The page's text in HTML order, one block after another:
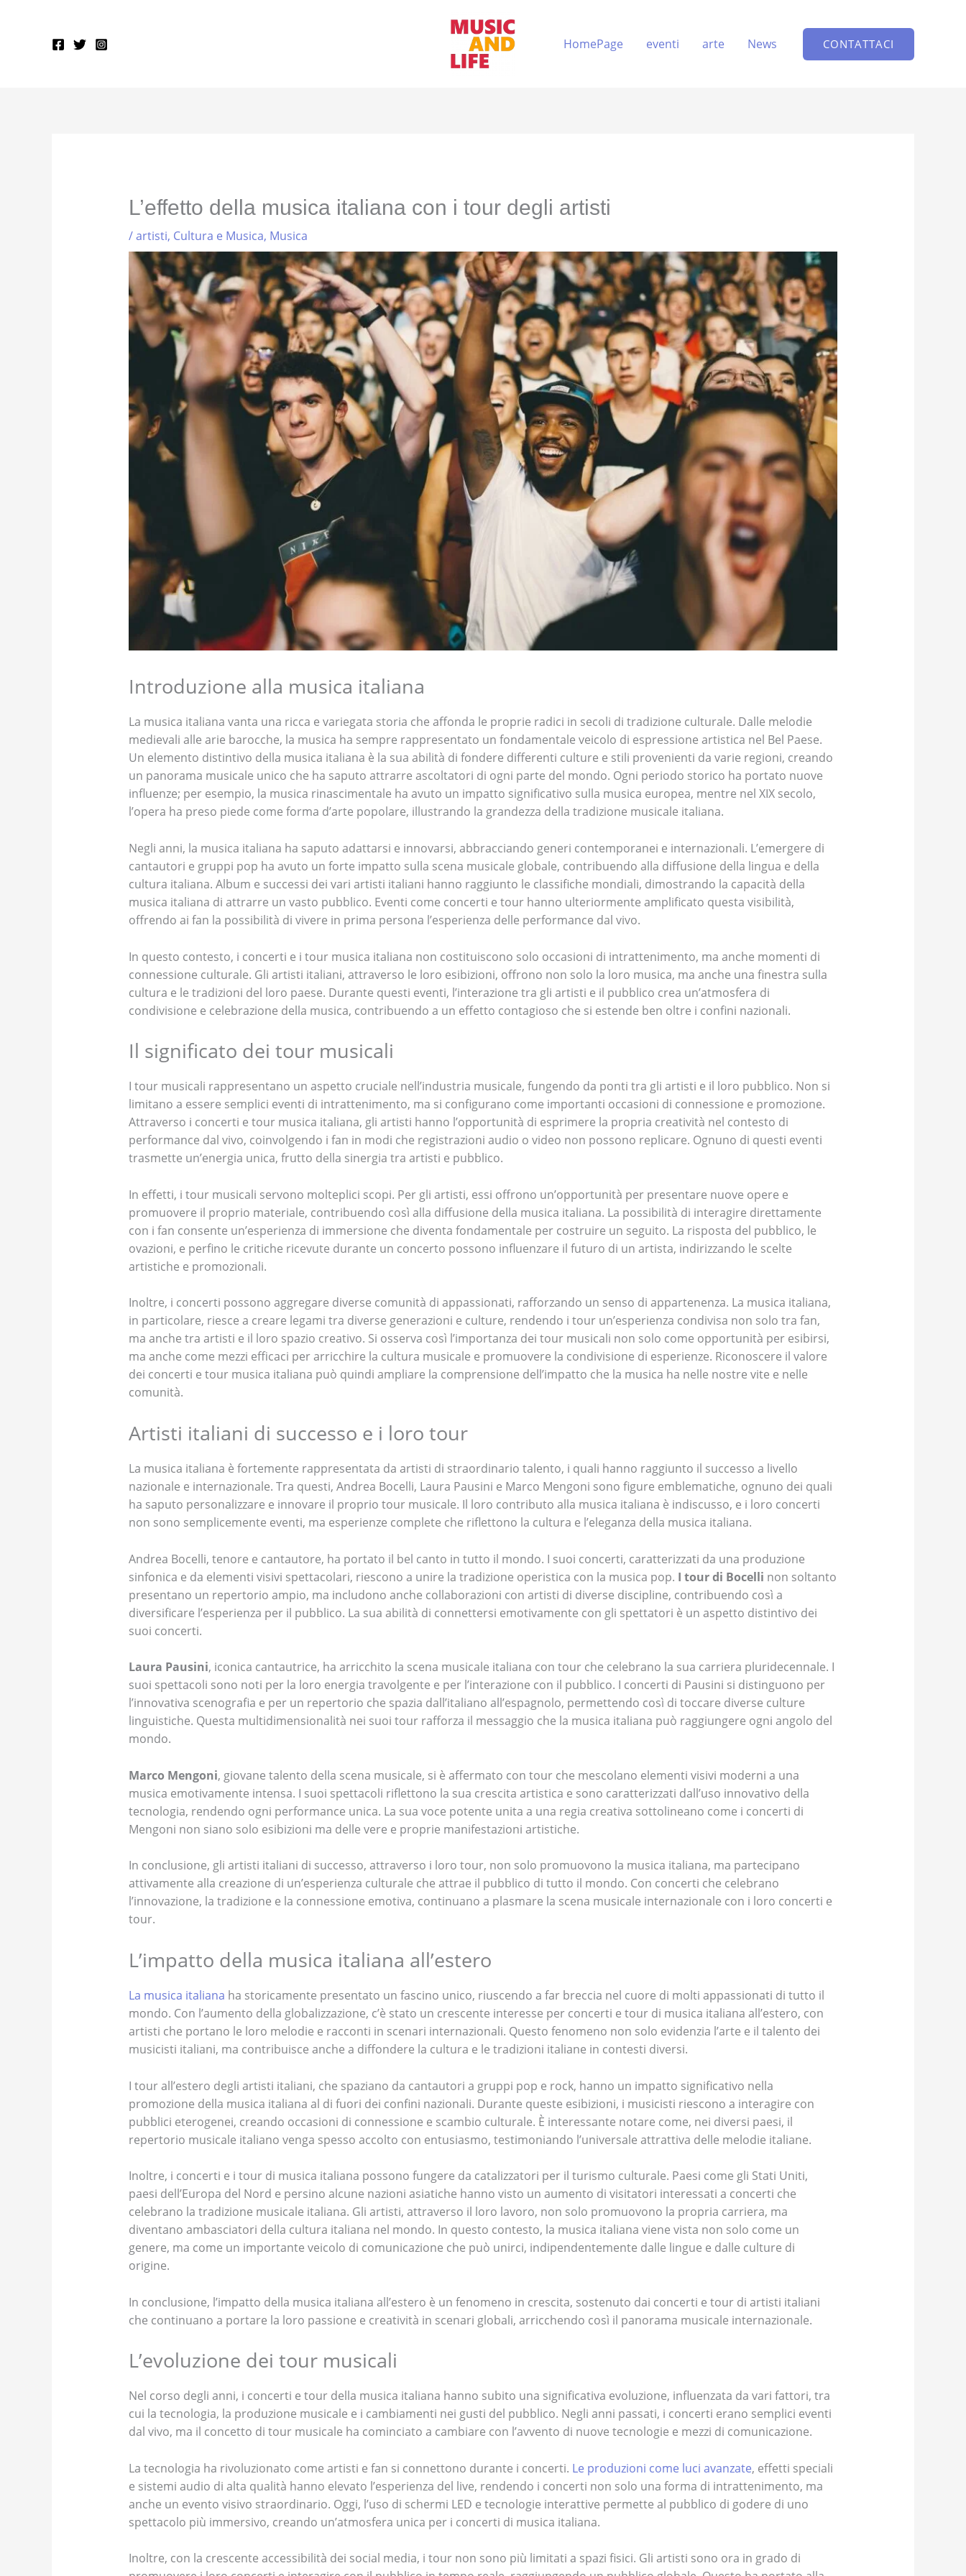
contenuto
HomePage eventi arte News CONTATTACI
L’effetto della musica italiana con i tour degli artisti
/artisti, Cultura e Musica, Musica
Introduzione alla musica italiana
La musica italiana vanta una ricca e variegata storia che affonda le proprie radici in secoli di tradizione culturale. Dalle melodie
medievali alle arie barocche, la musica ha sempre rappresentato un fondamentale veicolo di espressione artistica nel Bel Paese.
Un elemento distintivo della musica italiana è la sua abilità di fondere differenti culture e stili provenienti da varie regioni, creando
un panorama musicale unico che ha saputo attrarre ascoltatori di ogni parte del mondo. Ogni periodo storico ha portato nuove
influenze; per esempio, la musica rinascimentale ha avuto un impatto significativo sulla musica europea, mentre nel XIX secolo,
l’opera ha preso piede come forma d’arte popolare, illustrando la grandezza della tradizione musicale italiana.
Negli anni, la musica italiana ha saputo adattarsi e innovarsi, abbracciando generi contemporanei e internazionali. L’emergere di
cantautori e gruppi pop ha avuto un forte impatto sulla scena musicale globale, contribuendo alla diffusione della lingua e della
cultura italiana. Album e successi dei vari artisti italiani hanno raggiunto le classifiche mondiali, dimostrando la capacità della
musica italiana di attrarre un vasto pubblico. Eventi come concerti e tour hanno ulteriormente amplificato questa visibilità,
offrendo ai fan la possibilità di vivere in prima persona l’esperienza delle performance dal vivo.
In questo contesto, i concerti e i tour musica italiana non costituiscono solo occasioni di intrattenimento, ma anche momenti di
connessione culturale. Gli artisti italiani, attraverso le loro esibizioni, offrono non solo la loro musica, ma anche una finestra sulla
cultura e le tradizioni del loro paese. Durante questi eventi, l’interazione tra gli artisti e il pubblico crea un’atmosfera di
condivisione e celebrazione della musica, contribuendo a un effetto contagioso che si estende ben oltre i confini nazionali.
Il significato dei tour musicali
I tour musicali rappresentano un aspetto cruciale nell’industria musicale, fungendo da ponti tra gli artisti e il loro pubblico. Non si
limitano a essere semplici eventi di intrattenimento, ma si configurano come importanti occasioni di connessione e promozione.
Attraverso i concerti e tour musica italiana, gli artisti hanno l’opportunità di esprimere la propria creatività nel contesto di
performance dal vivo, coinvolgendo i fan in modi che registrazioni audio o video non possono replicare. Ognuno di questi eventi
trasmette un’energia unica, frutto della sinergia tra artisti e pubblico.
In effetti, i tour musicali servono molteplici scopi. Per gli artisti, essi offrono un’opportunità per presentare nuove opere e
promuovere il proprio materiale, contribuendo così alla diffusione della musica italiana. La possibilità di interagire direttamente
con i fan consente un’esperienza di immersione che diventa fondamentale per costruire un seguito. La risposta del pubblico, le
ovazioni, e perfino le critiche ricevute durante un concerto possono influenzare il futuro di un artista, indirizzando le scelte
artistiche e promozionali.
Inoltre, i concerti possono aggregare diverse comunità di appassionati, rafforzando un senso di appartenenza. La musica italiana,
in particolare, riesce a creare legami tra diverse generazioni e culture, rendendo i tour un’esperienza condivisa non solo tra fan,
ma anche tra artisti e il loro spazio creativo. Si osserva così l’importanza dei tour musicali non solo come opportunità per esibirsi,
ma anche come mezzi efficaci per arricchire la cultura musicale e promuovere la condivisione di esperienze. Riconoscere il valore
dei concerti e tour musica italiana può quindi ampliare la comprensione dell’impatto che la musica ha nelle nostre vite e nelle
comunità.
Artisti italiani di successo e i loro tour
La musica italiana è fortemente rappresentata da artisti di straordinario talento, i quali hanno raggiunto il successo a livello
nazionale e internazionale. Tra questi, Andrea Bocelli, Laura Pausini e Marco Mengoni sono figure emblematiche, ognuno dei quali
ha saputo personalizzare e innovare il proprio tour musicale. Il loro contributo alla musica italiana è indiscusso, e i loro concerti
non sono semplicemente eventi, ma esperienze complete che riflettono la cultura e l’eleganza della musica italiana.
Andrea Bocelli, tenore e cantautore, ha portato il bel canto in tutto il mondo. I suoi concerti, caratterizzati da una produzione
sinfonica e da elementi visivi spettacolari, riescono a unire la tradizione operistica con la musica pop. I tour di Bocelli non soltanto
presentano un repertorio ampio, ma includono anche collaborazioni con artisti di diverse discipline, contribuendo così a
diversificare l’esperienza per il pubblico. La sua abilità di connettersi emotivamente con gli spettatori è un aspetto distintivo dei
suoi concerti.
Laura Pausini, iconica cantautrice, ha arricchito la scena musicale italiana con tour che celebrano la sua carriera pluridecennale. I
suoi spettacoli sono noti per la loro energia travolgente e per l’interazione con il pubblico. I concerti di Pausini si distinguono per
l’innovativa scenografia e per un repertorio che spazia dall’italiano all’espagnolo, permettendo così di toccare diverse culture
linguistiche. Questa multidimensionalità nei suoi tour rafforza il messaggio che la musica italiana può raggiungere ogni angolo del
mondo.
Marco Mengoni, giovane talento della scena musicale, si è affermato con tour che mescolano elementi visivi moderni a una
musica emotivamente intensa. I suoi spettacoli riflettono la sua crescita artistica e sono caratterizzati dall’uso innovativo della
tecnologia, rendendo ogni performance unica. La sua voce potente unita a una regia creativa sottolineano come i concerti di
Mengoni non siano solo esibizioni ma delle vere e proprie manifestazioni artistiche.
In conclusione, gli artisti italiani di successo, attraverso i loro tour, non solo promuovono la musica italiana, ma partecipano
attivamente alla creazione di un’esperienza culturale che attrae il pubblico di tutto il mondo. Con concerti che celebrano
l’innovazione, la tradizione e la connessione emotiva, continuano a plasmare la scena musicale internazionale con i loro concerti e
tour.
L’impatto della musica italiana all’estero
La musica italiana ha storicamente presentato un fascino unico, riuscendo a far breccia nel cuore di molti appassionati di tutto il
mondo. Con l’aumento della globalizzazione, c’è stato un crescente interesse per concerti e tour di musica italiana all’estero, con
artisti che portano le loro melodie e racconti in scenari internazionali. Questo fenomeno non solo evidenzia l’arte e il talento dei
musicisti italiani, ma contribuisce anche a diffondere la cultura e le tradizioni italiane in contesti diversi.
I tour all’estero degli artisti italiani, che spaziano da cantautori a gruppi pop e rock, hanno un impatto significativo nella
promozione della musica italiana al di fuori dei confini nazionali. Durante queste esibizioni, i musicisti riescono a interagire con
pubblici eterogenei, creando occasioni di connessione e scambio culturale. È interessante notare come, nei diversi paesi, il
repertorio musicale italiano venga spesso accolto con entusiasmo, testimoniando l’universale attrattiva delle melodie italiane.
Inoltre, i concerti e i tour di musica italiana possono fungere da catalizzatori per il turismo culturale. Paesi come gli Stati Uniti,
paesi dell’Europa del Nord e persino alcune nazioni asiatiche hanno visto un aumento di visitatori interessati a concerti che
celebrano la tradizione musicale italiana. Gli artisti, attraverso il loro lavoro, non solo promuovono la propria carriera, ma
diventano ambasciatori della cultura italiana nel mondo. In questo contesto, la musica italiana viene vista non solo come un
genere, ma come un importante veicolo di comunicazione che può unirci, indipendentemente dalle lingue e dalle culture di
origine.
In conclusione, l’impatto della musica italiana all’estero è un fenomeno in crescita, sostenuto dai concerti e tour di artisti italiani
che continuano a portare la loro passione e creatività in scenari globali, arricchendo così il panorama musicale internazionale.
L’evoluzione dei tour musicali
Nel corso degli anni, i concerti e tour della musica italiana hanno subito una significativa evoluzione, influenzata da vari fattori, tra
cui la tecnologia, la produzione musicale e i cambiamenti nei gusti del pubblico. Negli anni passati, i concerti erano semplici eventi
dal vivo, ma il concetto di tour musicale ha cominciato a cambiare con l’avvento di nuove tecnologie e mezzi di comunicazione.
La tecnologia ha rivoluzionato come artisti e fan si connettono durante i concerti. Le produzioni come luci avanzate, effetti speciali
e sistemi audio di alta qualità hanno elevato l’esperienza del live, rendendo i concerti non solo una forma di intrattenimento, ma
anche un evento visivo straordinario. Oggi, l’uso di schermi LED e tecnologie interattive permette al pubblico di godere di uno
spettacolo più immersivo, creando un’atmosfera unica per i concerti di musica italiana.
Inoltre, con la crescente accessibilità dei social media, i tour non sono più limitati a spazi fisici. Gli artisti sono ora in grado di